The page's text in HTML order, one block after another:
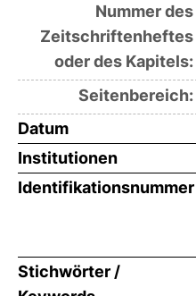
Nummer des
Zeitschriftenheftes
oder des Kapitels:
Seitenbereich:
Datum
Institutionen
Identifikationsnummer
Stichwörter /